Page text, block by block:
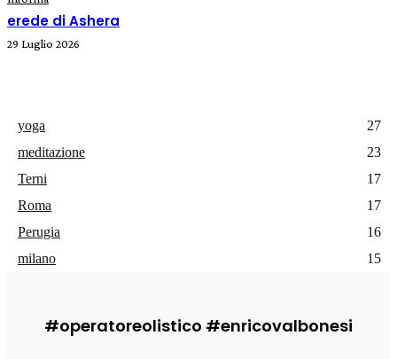
erede di Ashera
29 Luglio 2026
yoga
27
meditazione
23
Terni
17
Roma
17
Perugia
16
milano
15
#operatoreolistico #enricovalbonesi